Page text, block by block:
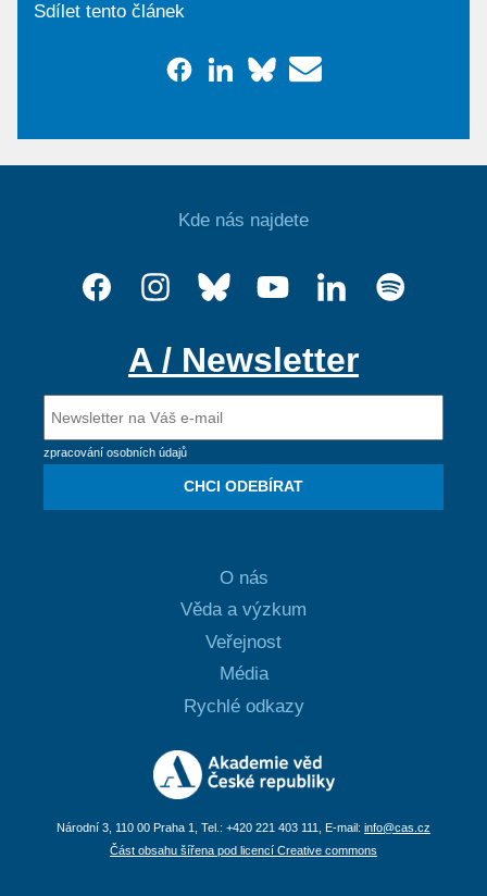
Sdílet tento článek
Kde nás najdete
A / Newsletter
zpracování osobních údajů
CHCI ODEBÍRAT
O nás
Věda a výzkum
Veřejnost
Média
Rychlé odkazy
Národní 3, 110 00 Praha 1, Tel.: +420 221 403 111, E-mail: info@cas.cz
Část obsahu šířena pod licencí Creative commons